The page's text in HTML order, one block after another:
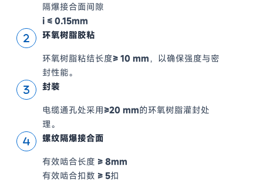
隔爆接合面间隙
i ≤ 0.15mm
环氧树脂胶粘
环氧树脂粘结长度≥ 10 mm ，以确保强度与密
封性能。
封装
电缆通孔处采用≥20 mm的环氧树脂灌封处
理。
螺纹隔爆接合面
有效啮合长度 ≥ 8mm
有效啮合扣数 ≥ 5扣